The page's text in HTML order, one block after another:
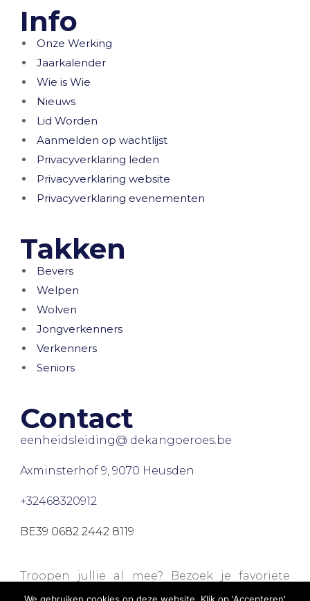
Info
Onze Werking
Jaarkalender
Wie is Wie
Nieuws
Lid Worden
Aanmelden op wachtlijst
Privacyverklaring leden
Privacyverklaring website
Privacyverklaring evenementen
Takken
Bevers
Welpen
Wolven
Jongverkenners
Verkenners
Seniors
Contact
eenheidsleiding@ dekangoeroes.be
Axminsterhof 9, 9070 Heusden
+32468320912
BE39 0682 2442 8119
Troopen jullie al mee? Bezoek je favoriete
webshops via onze Trooperpagina en steun